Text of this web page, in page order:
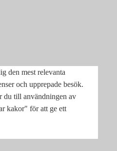
den mest relevanta
och upprepade besök.
du till användningen av
kakor" för att ge ett